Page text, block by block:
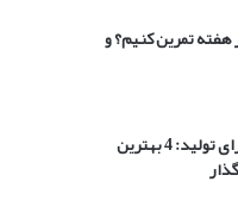
تمرین کنیم؟ و
جذب سرمایه گذار برای تولید: 4 بهترین